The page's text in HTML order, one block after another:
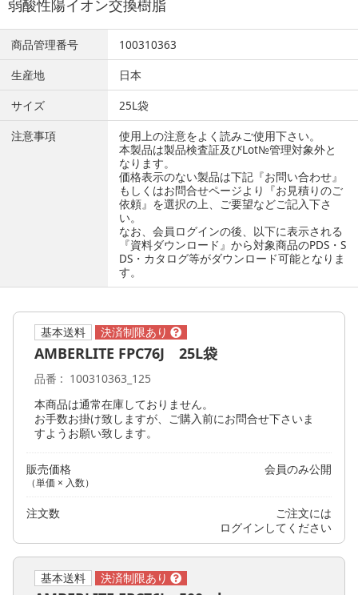
弱酸性陽イオン交換樹脂
商品管理番号
100310363
生産地
日本
サイズ
25L袋
注意事項
使用上の注意をよく読みご使用下さい。
本製品は製品検査証及びLot№管理対象外と
なります。
価格表示のない製品は下記『お問い合わせ』
もしくはお問合せページより『お見積りのご
依頼』を選択の上、ご要望などご記入下さ
い。
なお、会員ログインの後、以下に表示される
『資料ダウンロード』から対象商品のPDS・S
DS・カタログ等がダウンロード可能となりま
す。
基本送料
AMBERLITE FPC76J 25L袋
品番
100310363_125
本商品は通常在庫しておりません。
お手数お掛け致しますが、ご購入前にお問合せ下さいま
すようお願い致します。
販売価格
（単価 × 入数）
会員のみ公開
注文数
ご注文には
ログイン してください
基本送料